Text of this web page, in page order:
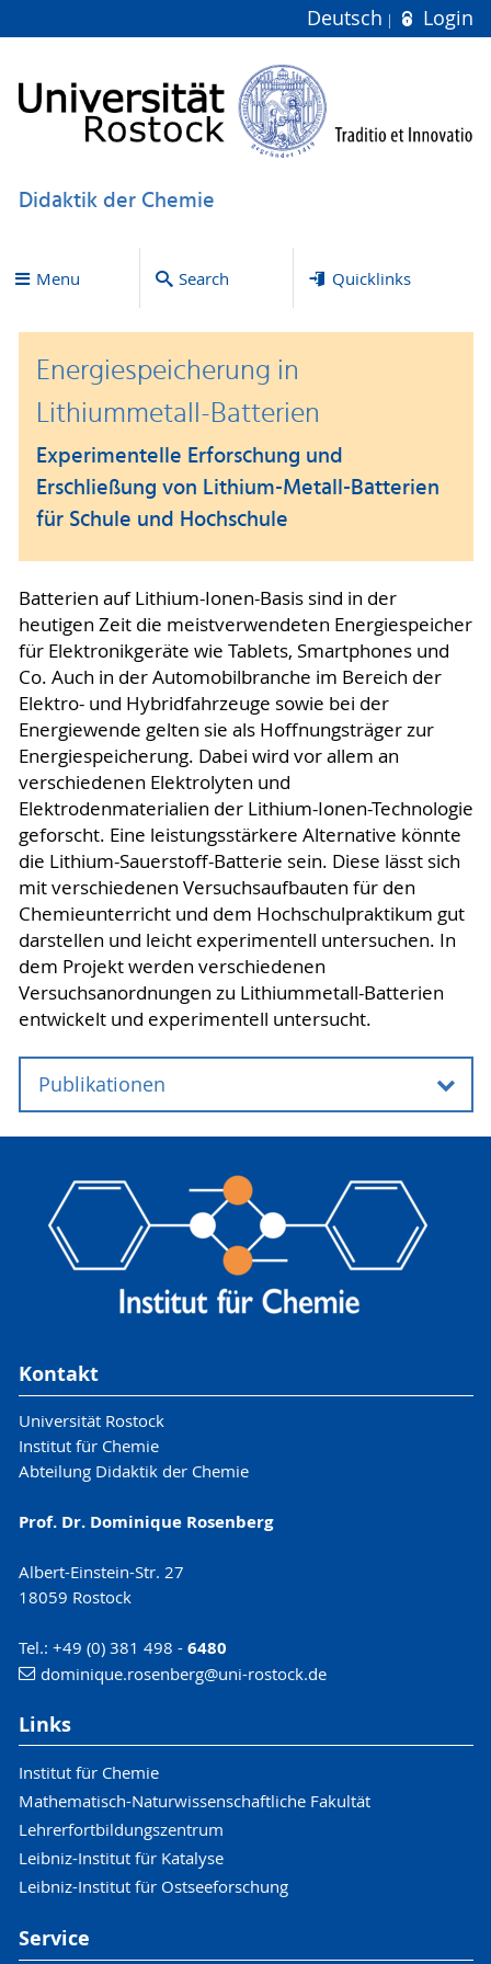
Deutsch Login
Didaktik der Chemie
Menu Search Quicklinks
Energiespeicherung in
Lithiummetall-Batterien
Experimentelle Erforschung und
Erschließung von Lithium-Metall-Batterien
für Schule und Hochschule
Batterien auf Lithium-Ionen-Basis sind in der
heutigen Zeit die meistverwendeten Energiespeicher
für Elektronikgeräte wie Tablets, Smartphones und
Co. Auch in der Automobilbranche im Bereich der
Elektro- und Hybridfahrzeuge sowie bei der
Energiewende gelten sie als Hoffnungsträger zur
Energiespeicherung. Dabei wird vor allem an
verschiedenen Elektrolyten und
Elektrodenmaterialien der Lithium-Ionen-Technologie
geforscht. Eine leistungsstärkere Alternative könnte
die Lithium-Sauerstoff-Batterie sein. Diese lässt sich
mit verschiedenen Versuchsaufbauten für den
Chemieunterricht und dem Hochschulpraktikum gut
darstellen und leicht experimentell untersuchen. In
dem Projekt werden verschiedenen
Versuchsanordnungen zu Lithiummetall-Batterien
entwickelt und experimentell untersucht.
Publikationen
Publikationen
Rosenberg, D. (eingereicht & angenommen):
Lithiumbatterien mit einer
Kunststoffelektrode, Nachrichten aus der
Chemie
Rosenberg, D. (2023): School experiments
10.12691/wjce-11-3-16 (peer-review)
Rosenberg, D. (2022): Anodenmaterial für
Lithiumionenakkus untersuchen. In:
Nachrichten aus der Chemie 70, 30-33
Rosenberg, D. & Jansen, W. (2020): Lithium-
136-141 (peer-review)
Kontakt
Universität Rostock
Institut für Chemie
Abteilung Didaktik der Chemie
Prof. Dr. Dominique Rosenberg
Albert-Einstein-Str. 27
18059 Rostock
Tel.: +49 (0) 381 498 - 6480
dominique.rosenberg@uni-rostock.de
Links
Institut für Chemie
Mathematisch-Naturwissenschaftliche Fakultät
Lehrerfortbildungszentrum
Leibniz-Institut für Katalyse
Leibniz-Institut für Ostseeforschung
Service